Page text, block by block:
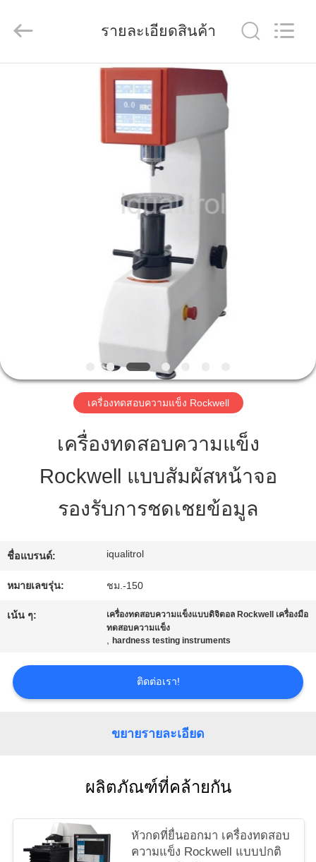
ทัวร์
โรงงาน
ควบคุม
คุณภาพ
แผนผัง
เว็บไซต์
POLICY
รายละเอียดสินค้า
เครื่องทดสอบความแข็ง Rockwell
เครื่องทดสอบความแข็ง
Rockwell แบบสัมผัสหน้าจอ
รองรับการชดเชยข้อมูล
ชื่อแบรนด์: iqualitrol
หมายเลขรุ่น: ชม.-150
เน้น ๆ:
เครื่องทดสอบความแข็งแบบดิจิตอล Rockwell เครื่องมือ
ทดสอบความแข็ง
,hardness testing instruments
ติดต่อเรา!
ขยายรายละเอียด
ผลิตภัณฑ์ที่คล้ายกัน
หัวกดที่ยื่นออกมา เครื่องทดสอบ
ความแข็ง Rockwell แบบปกติ